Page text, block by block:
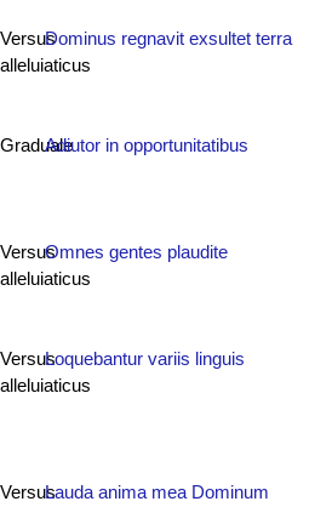
Versus
alleluiaticus
Dominus regnavit exsultet terra
GradualeAdiutor in opportunitatibus
Versus
alleluiaticus
Omnes gentes plaudite
Versus
alleluiaticus
Loquebantur variis linguis
VersusLauda anima mea Dominum